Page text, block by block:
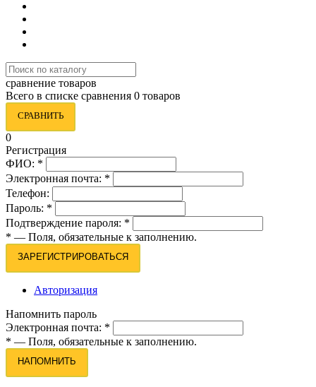
сравнение товаров
Всего в списке сравнения 0 товаров
СРАВНИТЬ
0
Регистрация
ФИО: *
Электронная почта: *
Телефон:
Пароль: *
Подтверждение пароля: *
* — Поля, обязательные к заполнению.
ЗАРЕГИСТРИРОВАТЬСЯ
Авторизация
Напомнить пароль
Электронная почта: *
* — Поля, обязательные к заполнению.
НАПОМНИТЬ